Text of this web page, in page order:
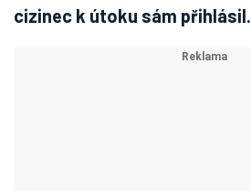
cizinec k útoku sám přihlásil.